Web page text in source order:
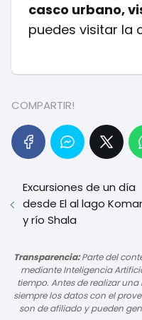
casco urbano,
puedes visitar la
COMPARTIR!
Excursiones de un día
desde El al lago
y río Shala
Transparencia:Parte del
mediante Inteligencia
tiempo. Antes de realizar
siempre los datos con el
son de afiliado y pueden